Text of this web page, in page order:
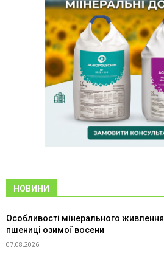
НОВИНИ
Особливості мінерального живлення
пшениці озимої восени
07.08.2026